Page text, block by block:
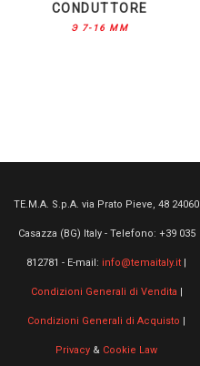
CONDUTTORE
Э 7-16 MM
TE.M.A. S.p.A. via Prato Pieve, 48 24060
Casazza (BG) Italy - Telefono: +39 035
812781 - E-mail: info@temaitaly.it |
Condizioni Generali di Vendita |
Condizioni Generali di Acquisto |
Privacy & Cookie Law